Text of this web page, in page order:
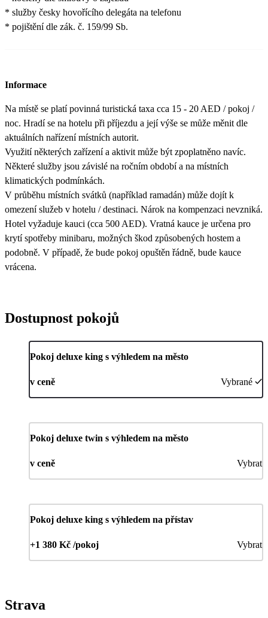
* služby česky hovořícího delegáta na telefonu
* pojištění dle zák. č. 159/99 Sb.
Informace
Na místě se platí povinná turistická taxa cca 15 - 20 AED / pokoj /
noc. Hradí se na hotelu při příjezdu a její výše se může měnit dle
aktuálních nařízení místních autorit.
Využití některých zařízení a aktivit může být zpoplatněno navíc.
Některé služby jsou závislé na ročním období a na místních
klimatických podmínkách.
V průběhu místních svátků (například ramadán) může dojít k
omezení služeb v hotelu / destinaci. Nárok na kompenzaci nevzniká.
Hotel vyžaduje kauci (cca 500 AED). Vratná kauce je určena pro
krytí spotřeby minibaru, možných škod způsobených hostem a
podobně. V případě, že bude pokoj opuštěn řádně, bude kauce
vrácena.
Dostupnost pokojů
Pokoj deluxe king s výhledem na město
v ceně Vybrané
Pokoj deluxe twin s výhledem na město
v ceně Vybrat
Pokoj deluxe king s výhledem na přístav
+1 380 Kč /pokoj Vybrat
Strava